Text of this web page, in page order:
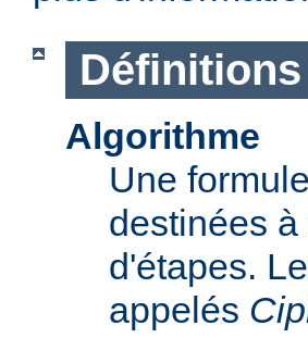
Définitions
Algorithme
Une
destinées
d'étapes.
appelés